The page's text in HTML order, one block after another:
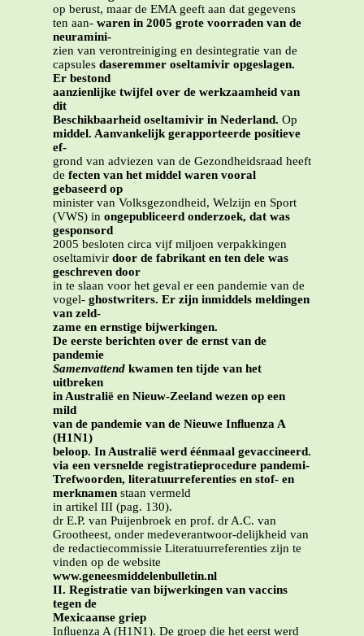
op berust, maar de EMA geeft aan dat gegevens
ten aan- waren in 2005 grote voorraden van de
neuramini-
zien van verontreiniging en desintegratie van de
capsules daseremmer oseltamivir opgeslagen.
Er bestond
aanzienlijke twijfel over de werkzaamheid van
dit
Beschikbaarheid oseltamivir in Nederland. Op
middel. Aanvankelijk gerapporteerde positieve
ef-
grond van adviezen van de Gezondheidsraad heeft
de fecten van het middel waren vooral
gebaseerd op
minister van Volksgezondheid, Welzijn en Sport
(VWS) in ongepubliceerd onderzoek, dat was
gesponsord
2005 besloten circa vijf miljoen verpakkingen
oseltamivir door de fabrikant en ten dele was
geschreven door
in te slaan voor het geval er een pandemie van de
vogel- ghostwriters. Er zijn inmiddels meldingen
van zeld-
zame en ernstige bijwerkingen.
De eerste berichten over de ernst van de
pandemie
Samenvattend kwamen ten tijde van het
uitbreken
in Australië en Nieuw-Zeeland wezen op een
mild
van de pandemie van de Nieuwe Inﬂuenza A
(H1N1)
beloop. In Australië werd éénmaal gevaccineerd.
via een versnelde registratieprocedure pandemi-
Trefwoorden, literatuurreferenties en stof- en
merknamen staan vermeld
in artikel III (pag. 130).
dr E.P. van Puijenbroek en prof. dr A.C. van
Grootheest, onder medeverantwoor-delijkheid van
de redactiecommissie Literatuurreferenties zijn te
vinden op de website
www.geneesmiddelenbulletin.nl
II. Registratie van bijwerkingen van vaccins
tegen de
Mexicaanse griep
Inﬂuenza A (H1N1). De groep die het eerst werd